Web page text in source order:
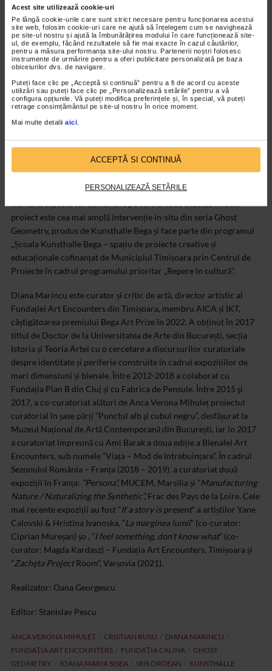
Acest site utilizează cookie-uri
Pe lângă cookie-urile care sunt strict necesare pentru funcționarea acestui
site web, folosim cookie-uri care ne ajută să înțelegem cum se navighează
pe site-ul nostru și ajută la îmbunătățirea modului în care funcționează site-
ul, de exemplu, făcând rezultatele să fie mai exacte în cazul căutărilor,
pentru a măsura performanța site-ului nostru. Partenerii noștri folosesc
instrumente de urmărire pentru a oferi publicitate personalizată pe baza
obiceiurilor dvs. de navigare.
Puteți face clic pe „Acceptă si continuă” pentru a fi de acord cu aceste
utilizări sau puteți face clic pe „Personalizează setările” pentru a vă
configura opțiunile. Vă puteți modifica preferințele și, în special, vă puteți
retrage consimțământul pe site-ul nostru în orice moment.
Mai multe detalii aici.
ACCEPTĂ SI CONTINUĂ
PERSONALIZEAZĂ SETĂRILE
Kunsthalle Bega în 2019, cu identitatea lui arhitecturală și cu
propriile noastre preconcepții sau percepții. Alternanța plin și gol,
orizontal și vertical, amplu și miniatural desenează în spațiu o serie
de evadări din setul de constrângeri cu care se lucrează de obicei.
Acest desen volumetric poate fi o hartă a libertății, a căutării
sublimului și, în același timp, o reordonare a unui mod de a privi
În cadrul intervenției spațiale pregătite de Cristian Rusu, expoziția
”Diferite grade de libertate” a fost instalată în ianuarie anul trecut,
implicând alți 12 artiști români (Andreea Albani, Andrei Bucovanu,
Sebastian Moldovan, Ciprian Mureșan, Cristian Rusu,) și străini
(Judith Fegerl – Austria, Marie-Claire Messouma Manlanbien –
care au avut misiunea de”a reflecta asupra libertății fizice și cea
mentale, aspecte fundamentale pe care arta se bazează”.Acest
proiect este cea mai amplă intervenție in-situ din seria Ghost
Geometry, produs de Kunsthalle Bega și face parte din programul
„Școala Kunsthalle Bega – spațiu de proiecte creative și
educaționale cofinanțat de Municipiul Timișoara prin Centrul de
Proiecte în cadrul programului prioritar „Repere în cultură”.
Diana Marincu este curator și critic de artă, director artistic al
Fundației Art Encounters din Timișoara, membru AICA și IKT,
câștigătoarea premiului Bega Art Prize în 2022. A obținut în 2017
titlul de Doctor de la Universitatea de Arte din București, secția
Istoria și Teoria Artei cu o cercetare a discursurilor curatoriale
despre identitate și periferie construite în cadrul expozițiilor de
mari dimensiuni și bienale. Între 2012-2018 a colaborat cu
Fundația Plan B din Cluj și cu Fabrica de Pensule. Între 2015 şi
2017, a co-curatoriat alături de Anca Verona Mihuleț proiectul
curatorial în șase părți ”Punctul alb şi cubul negru”, desfășurat la
Muzeul Național de Artă Contemporană din București, iar în 2017
a curatoriat împreună cu Ami Barak a doua ediție a Bienalei Art
Encounters, sub numele ”Viața – Mod de întrebuințare”. În cadrul
Sezonului România – Franța (2018 – 2019), a curatoriat două
expoziții în Franța: ”Persona”,MUCEM, Marsilia și ”Manufacturing
Nature / Naturalizing the Synthetic”,Frac des Pays de la Loire. Cele
mai recente expoziții au fost ”If a story is present” a artiștilor Yane
Calovski & Hristina Ivanoska, ”La marginea lumii” (co-curator:
Ciprian Mureșan) șo , ”I feel something, don’t know what” (co-
curator: Magda Kardasz) – Fundația Art Encounters, Timișoara și
”Zachęta ProjectRoom”, Varșovia (2021).
Realizator: Oana Georgescu
Editor: Stanislav Pescu
ANCA VERONA MIHULEȚ CRISTIAN RUSU
DIANA MARINCU
FUNDAȚIA ART ENCOUNTERS
FUNDAȚIA CALINA
GHOST
GEOMETRY
IOANA MARIA SISEA IRIS ORDEAN
KUNSTHALLE